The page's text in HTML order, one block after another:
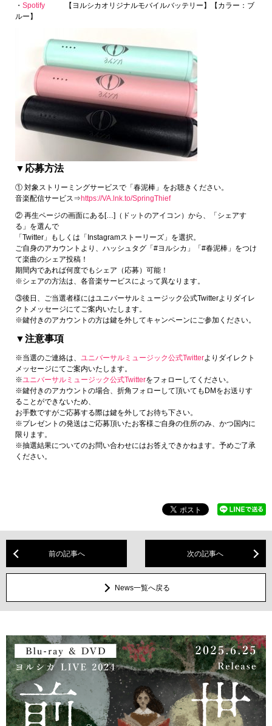
・ Spotify 【ヨルシカオリジナルモバイルバッテリー】【カラー：ブ
ルー】
▼応募方法
① 対象ストリーミングサービスで「春泥棒」をお聴きください。
音楽配信サービス⇒ https://VA.lnk.to/SpringThief
② 再生ページの画面にある[…]（ドットのアイコン）から、「シェアす
る」を選んで
「Twitter」もしくは「Instagramストーリーズ」を選択。
ご自身のアカウントより、ハッシュタグ「#ヨルシカ」「#春泥棒」をつけ
て楽曲のシェア投稿！
期間内であれば何度でもシェア（応募）可能！
※シェアの方法は、各音楽サービスによって異なります。
③後日、ご当選者様にはユニバーサルミュージック公式Twitterよりダイレ
クトメッセージにてご案内いたします。
※鍵付きのアカウントの方は鍵を外してキャンペーンにご参加ください。
▼注意事項
※当選のご連絡は、 ユニバーサルミュージック公式Twitterよりダイレクト
メッセージにてご案内いたします。
※ユニバーサルミュージック公式Twitterをフォローしてください。
※鍵付きのアカウントの場合、折角フォローして頂いてもDMをお送りす
ることができないため、
お手数ですがご応募する際は鍵を外してお待ち下さい。
※プレゼントの発送はご応募頂いたお客様ご自身の住所のみ、かつ国内に
限ります。
※抽選結果についてのお問い合わせにはお答えできかねます。予めご了承
ください。
前の記事へ 次の記事へ
News一覧へ戻る